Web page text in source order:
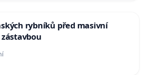
rybníků před masivní